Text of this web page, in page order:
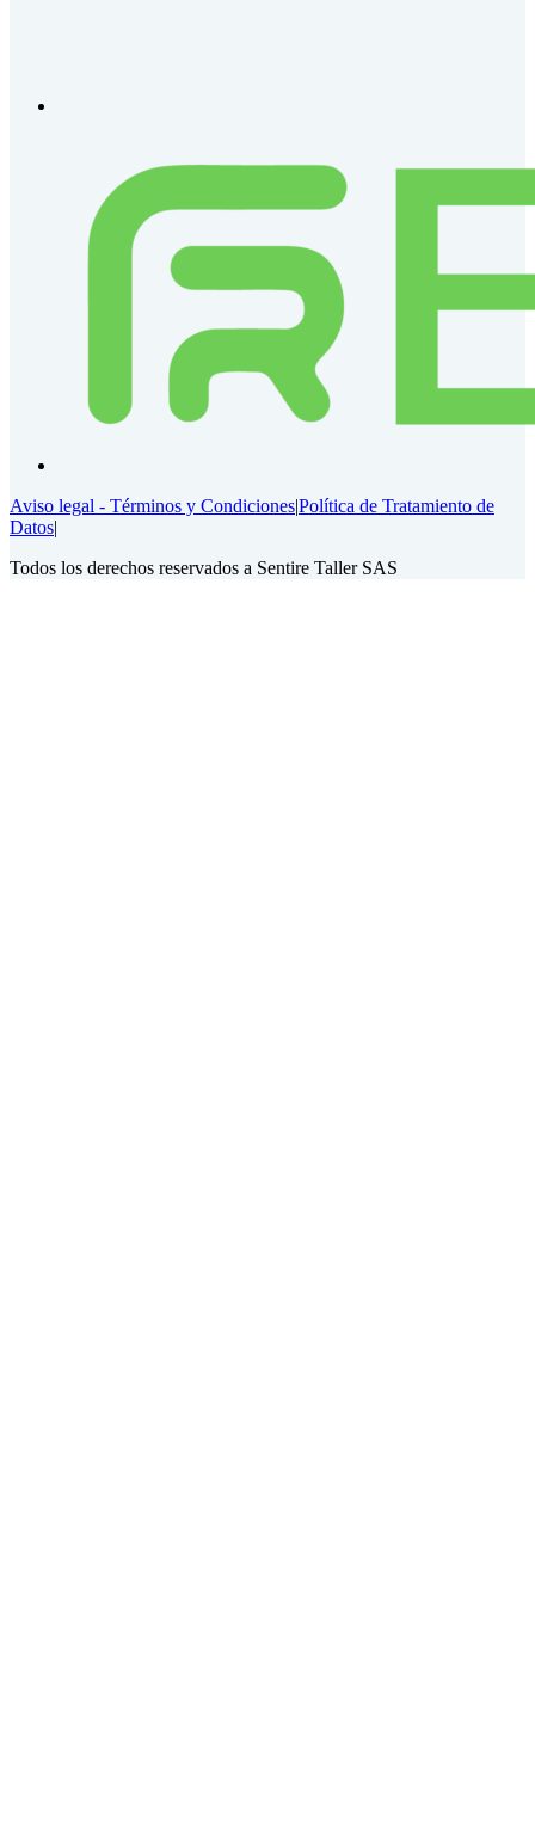
Aviso legal - Términos y Condiciones|Política de Tratamiento de
Datos|
Todos los derechos reservados a Sentire Taller SAS